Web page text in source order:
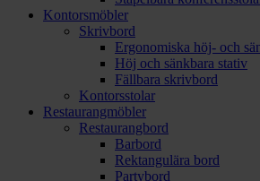
Kontorsmöbler
Skrivbord
Ergonomiska höj- och
Höj och sänkbara stativ
Fällbara skrivbord
Kontorsstolar
Restaurangmöbler
Restaurangbord
Barbord
Rektangulära bord
Partybord